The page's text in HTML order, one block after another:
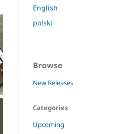
English
polski
Browse
New Releases
Categories
Upcoming